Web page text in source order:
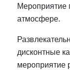
Мероприятие
атмосфере.
дисконтные
мероприятие